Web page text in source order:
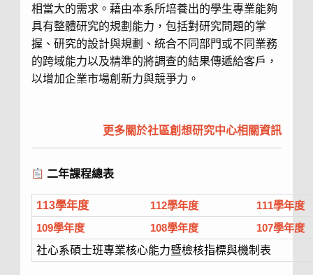
相當大的需求。藉由本系所培養出的學生專業能夠
具有整體研究的規劃能力，包括對研究問題的掌
握、研究的設計與規劃、統合不同部門或不同業務
的跨域能力以及精準的將調查的結果傳遞給客戶，
以增加企業市場創新力與競爭力。
更多關於社區創想研究中心相關資訊
二年課程總表
113學年度 112學年度
111學年度
109學年度
108學年度
107學年度
社心系碩士班專業核心能力暨檢核指標與機制表